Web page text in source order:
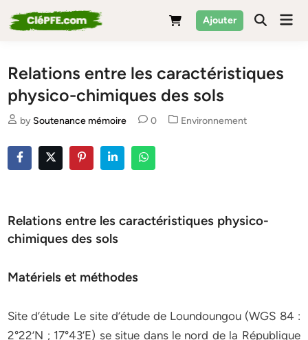
to
Ajouter
Relations entre les caractéristiques
physico-chimiques des sols
by Soutenance mémoire 0
Posted
Environnement
Relations entre les caractéristiques physico-
chimiques des sols
Matériels et méthodes
Site d’étude Le site d’étude de Loundoungou (WGS 84 :
2°22’N ; 17°43’E) se situe dans le nord de la République